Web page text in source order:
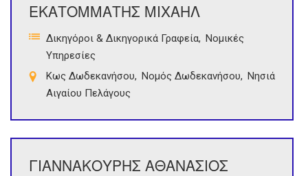
ΕΚΑΤΟΜΜΑΤΗΣ ΜΙΧΑΗΛ
Δικηγόροι & Δικηγορικά Γραφεία Νομικές
Υπηρεσίες
Κως Δωδεκανήσου
Νομός Δωδεκανήσου
Νησιά
Αιγαίου Πελάγους
ΓΙΑΝΝΑΚΟΥΡΗΣ ΑΘΑΝΑΣΙΟΣ